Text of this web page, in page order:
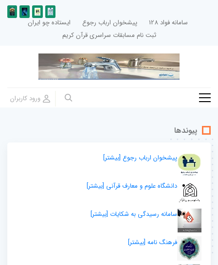
سامانه فواد 128 پیشخوان ارباب رجوع
ایستاده چو ایران
ثبت نام مسابقات سراسری قرآن کریم
پیوندها
پیشخوان ارباب رجوع [بيشتر]
دانشگاه علوم و معارف قرآنی [بيشتر]
سامانه رسیدگی به شکایات [بيشتر]
فرهنگ نامه [بيشتر]